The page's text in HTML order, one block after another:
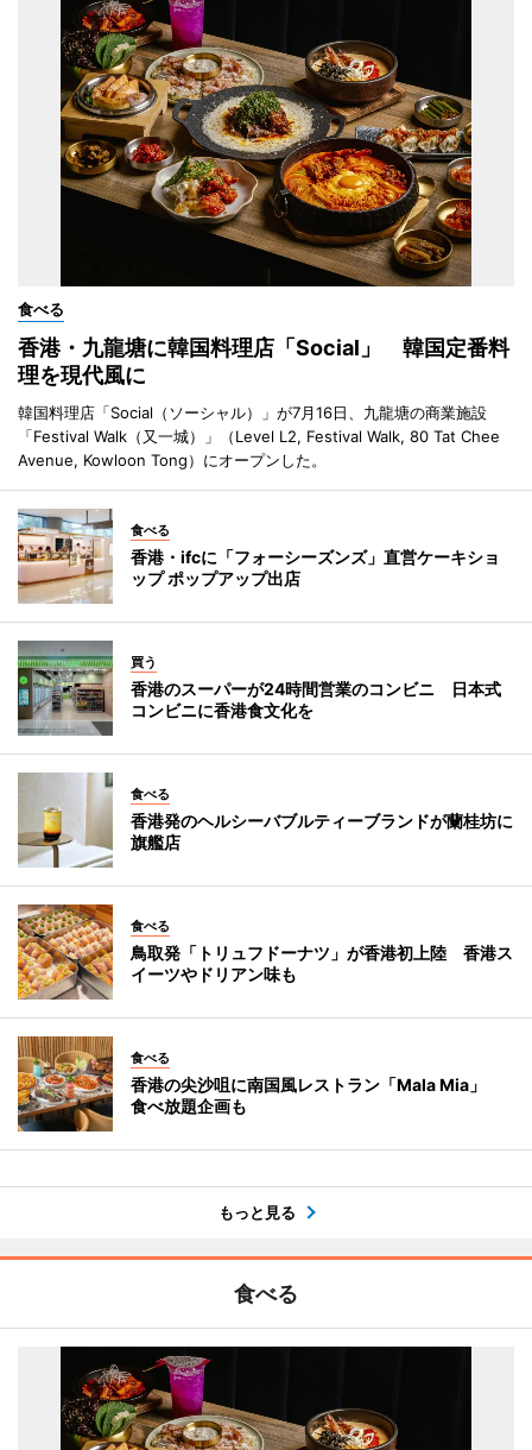
食べる
香港・九龍塘に韓国料理店「Social」 韓国定番料
理を現代風に
韓国料理店「Social（ソーシャル）」が7月16日、九龍塘の商業施設
「Festival Walk（又一城）」（Level L2, Festival Walk, 80 Tat Chee
Avenue, Kowloon Tong）にオープンした。
食べる
香港・ifcに「フォーシーズンズ」直営ケーキショ
ップ ポップアップ出店
買う
香港のスーパーが24時間営業のコンビニ 日本式
コンビニに香港食文化を
食べる
香港発のヘルシーバブルティーブランドが蘭桂坊に
旗艦店
食べる
鳥取発「トリュフドーナツ」が香港初上陸 香港ス
イーツやドリアン味も
食べる
香港の尖沙咀に南国風レストラン「Mala Mia」
食べ放題企画も
もっと見る
食べる